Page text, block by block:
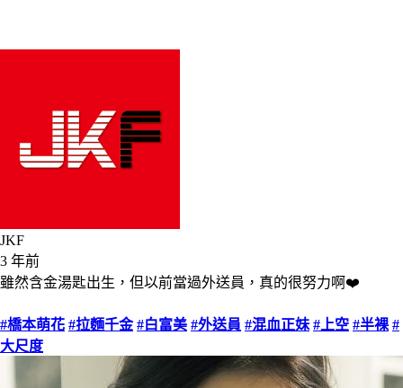
JKF
3 年前
雖然含金湯匙出生，但以前當過外送員，真的很努力啊❤️
#橋本萌花 #拉麵千金 #白富美 #外送員 #混血正妹 #上空 #半裸 #
大尺度